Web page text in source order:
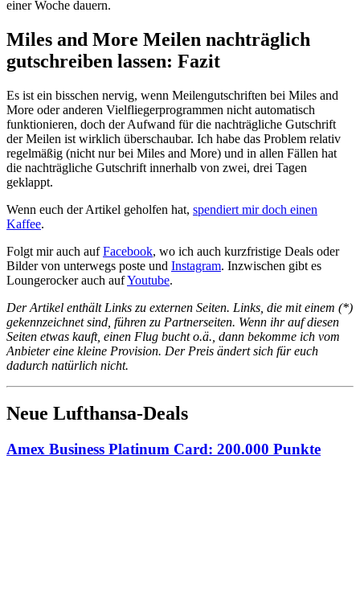
einer Woche dauern.
Miles and More Meilen nachträglich
gutschreiben lassen: Fazit
Es ist ein bisschen nervig, wenn Meilengutschriften bei Miles and
More oder anderen Vielfliegerprogrammen nicht automatisch
funktionieren, doch der Aufwand für die nachträgliche Gutschrift
der Meilen ist wirklich überschaubar. Ich habe das Problem relativ
regelmäßig (nicht nur bei Miles and More) und in allen Fällen hat
die nachträgliche Gutschrift innerhalb von zwei, drei Tagen
geklappt.
Wenn euch der Artikel geholfen hat, spendiert mir doch einen
Kaffee.
Folgt mir auch aufFacebook, wo ich auch kurzfristige Deals oder
Bilder von unterwegs poste und Instagram. Inzwischen gibt es
Loungerocker auch aufYoutube.
Der Artikel enthält Links zu externen Seiten. Links, die mit einem (*)
gekennzeichnet sind, führen zu Partnerseiten. Wenn ihr auf diesen
Seiten etwas kauft, einen Flug bucht o.ä., dann bekomme ich vom
Anbieter eine kleine Provision. Der Preis ändert sich für euch
dadurch natürlich nicht.
Neue Lufthansa-Deals
Amex Business Platinum Card: 200.000 Punkte